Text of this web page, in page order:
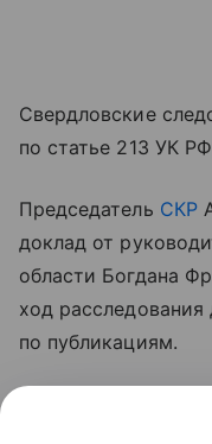
Свердловские
по статье 213 УК
Председатель СКР
доклад от
области Богдана
ход
по публикациям.